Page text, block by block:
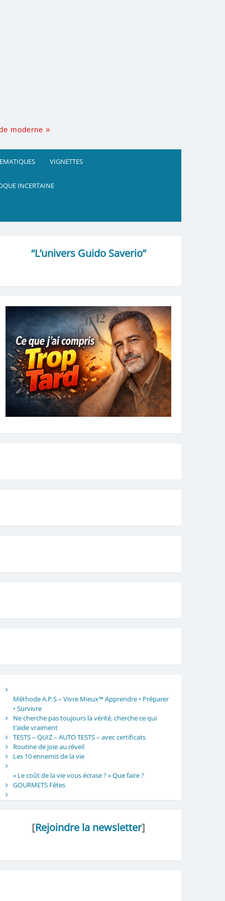
moderne »
VIGNETTES
INCERTAINE
“L’univers Guido Saverio”
Méthode A.P.S – Vivre Mieux™ Apprendre • Préparer
• Survivre
Ne cherche pas toujours la vérité, cherche ce qui
t’aide vraiment
TESTS – QUIZ – AUTO TESTS – avec certificats
Routine de joie au réveil
Les 10 ennemis de la vie
« Le coût de la vie vous écrase ? » Que faire ?
GOURMETS Fêtes
[Rejoindre la newsletter]